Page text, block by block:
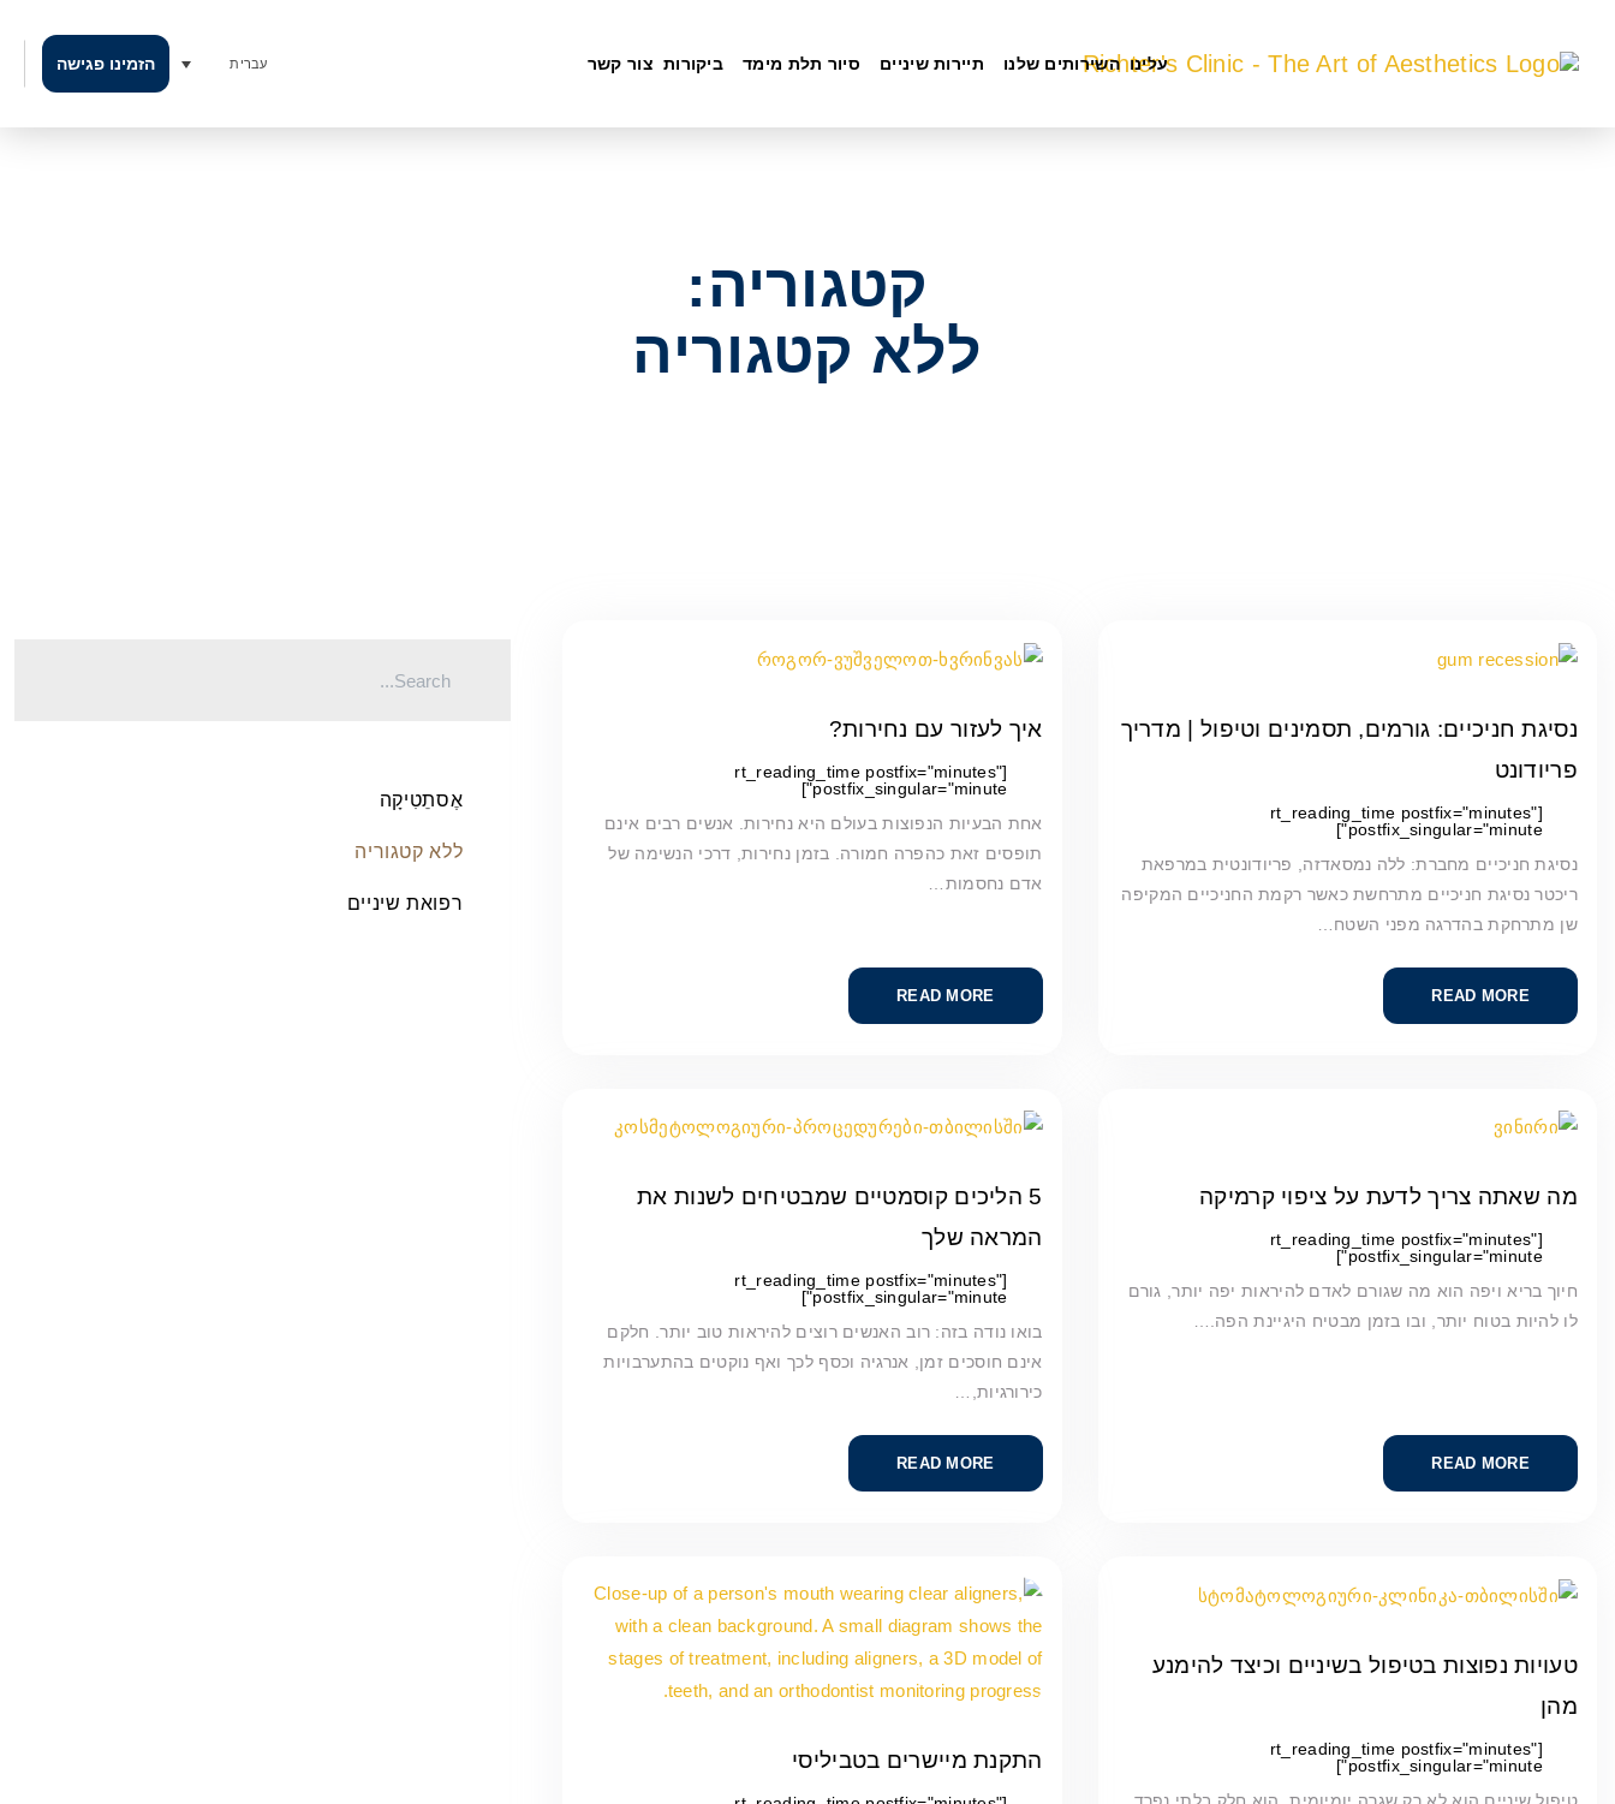
עלינו השירותים שלנו תיירות שיניים סיור תלת מימד ביקורות צור קשר עברית הזמינו פגישה
קטגוריה:
ללא קטגוריה
נסיגת חניכיים: גורמים, תסמינים וטיפול | מדריך
פריודונט
[rt_reading_time postfix="minutes"
postfix_singular="minute"]
נסיגת חניכיים מחברת: ללה נמסאדזה, פריודונטית במרפאת
ריכטר נסיגת חניכיים מתרחשת כאשר רקמת החניכיים המקיפה
שן מתרחקת בהדרגה מפני השטח…
READ MORE
איך לעזור עם נחירות?
[rt_reading_time postfix="minutes"
postfix_singular="minute"]
אחת הבעיות הנפוצות בעולם היא נחירות. אנשים רבים אינם
תופסים זאת כהפרה חמורה. בזמן נחירות, דרכי הנשימה של
אדם נחסמות…
READ MORE
מה שאתה צריך לדעת על ציפוי קרמיקה
[rt_reading_time postfix="minutes"
postfix_singular="minute"]
חיוך בריא ויפה הוא מה שגורם לאדם להיראות יפה יותר, גורם
לו להיות בטוח יותר, ובו בזמן מבטיח היגיינת הפה.…
READ MORE
5 הליכים קוסמטיים שמבטיחים לשנות את
המראה שלך
[rt_reading_time postfix="minutes"
postfix_singular="minute"]
בואו נודה בזה: רוב האנשים רוצים להיראות טוב יותר. חלקם
אינם חוסכים זמן, אנרגיה וכסף לכך ואף נוקטים בהתערבויות
כירורגיות,…
READ MORE
טעויות נפוצות בטיפול בשיניים וכיצד להימנע
מהן
[rt_reading_time postfix="minutes"
postfix_singular="minute"]
טיפול שיניים הוא לא רק שגרה יומיומית, הוא חלק בלתי נפרד
התקנת מיישרים בטביליסי
אֶסתֵטִיקָה
ללא קטגוריה
רפואת שיניים